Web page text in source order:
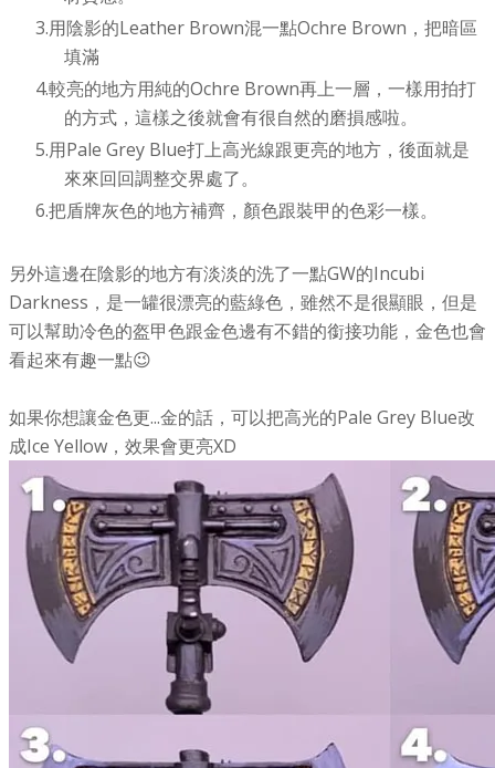
用陰影的Leather Brown混一點Ochre Brown，把暗區
填滿
較亮的地方用純的Ochre Brown再上一層，一樣用拍打
的方式，這樣之後就會有很自然的磨損感啦。
用Pale Grey Blue打上高光線跟更亮的地方，後面就是
來來回回調整交界處了。
把盾牌灰色的地方補齊，顏色跟裝甲的色彩一樣。
另外這邊在陰影的地方有淡淡的洗了一點GW的Incubi
Darkness，是一罐很漂亮的藍綠色，雖然不是很顯眼，但是
可以幫助冷色的盔甲色跟金色邊有不錯的銜接功能，金色也會
看起來有趣一點😉
如果你想讓金色更...金的話，可以把高光的Pale Grey Blue改
成Ice Yellow，效果會更亮XD